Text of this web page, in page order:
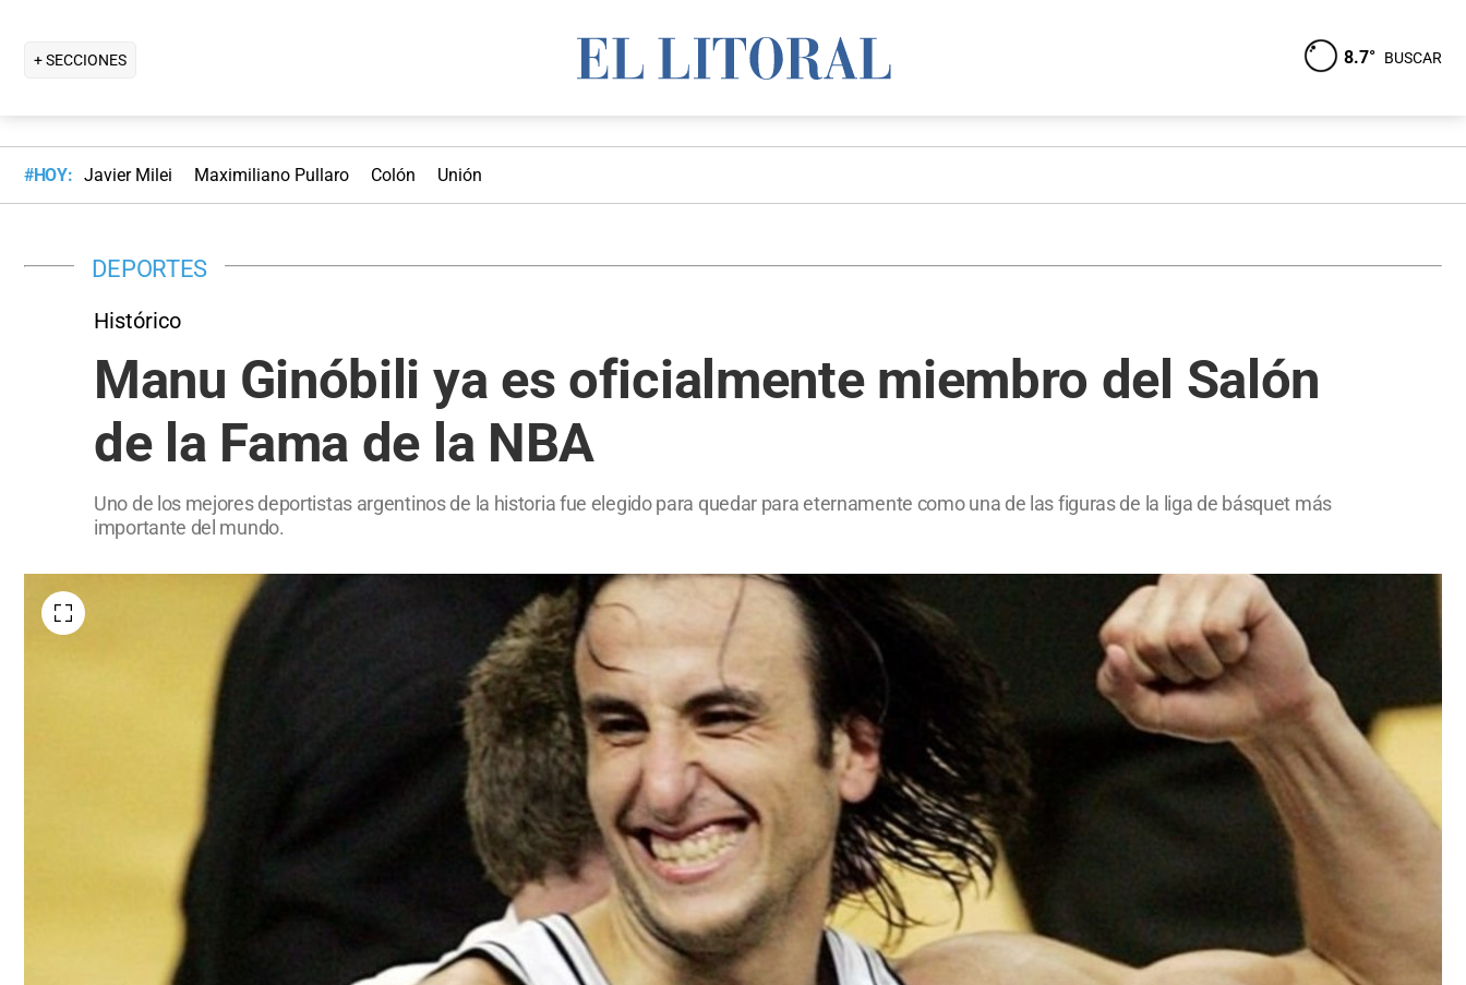
+ SECCIONES 8.7° BUSCAR
#HOY: Javier Milei Maximiliano Pullaro Colón Unión
DEPORTES
Histórico
Manu Ginóbili ya es oficialmente miembro del Salón
de la Fama de la NBA
Uno de los mejores deportistas argentinos de la historia fue elegido para quedar para eternamente como una de las figuras de la liga de básquet más
importante del mundo.